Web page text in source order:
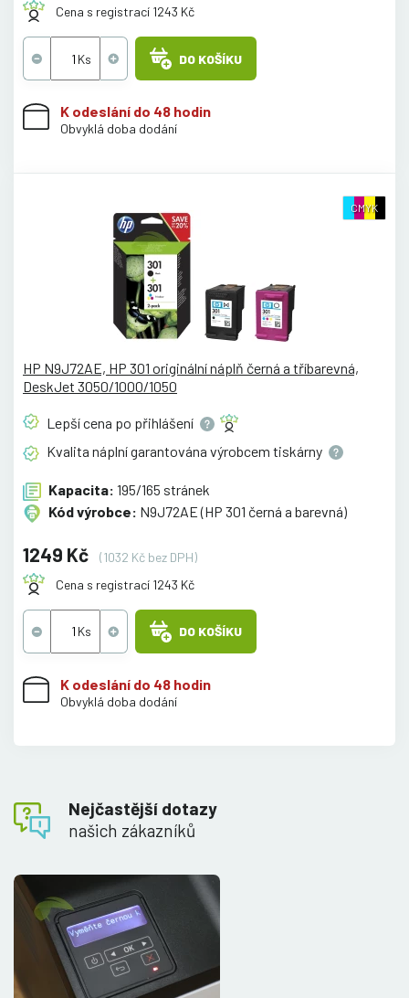
Cena s registrací 1243 Kč
DO KOŠÍKU
K odeslání do 48 hodin
Obvyklá doba dodání
CMYK
HP N9J72AE, HP 301 originální náplň černá a tříbarevná,
DeskJet 3050/1000/1050
Lepší cena po přihlášení
Kvalita náplní garantována výrobcem tiskárny
Kapacita: 195/165 stránek
Kód výrobce: N9J72AE (HP 301 černá a barevná)
1249 Kč
(1032 Kč bez DPH)
Cena s registrací 1243 Kč
DO KOŠÍKU
K odeslání do 48 hodin
Obvyklá doba dodání
Nejčastější dotazy
našich zákazníků